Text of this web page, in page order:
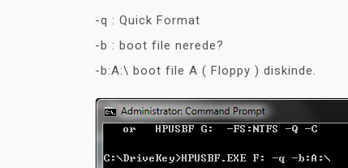
-q : Quick Format
-b : boot file nerede?
-b:A:\ boot file A ( Floppy ) diskinde.